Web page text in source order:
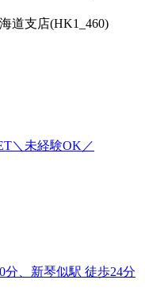
道支店(HK1_460)
＼未経験OK／
分、新琴似駅 徒歩24分